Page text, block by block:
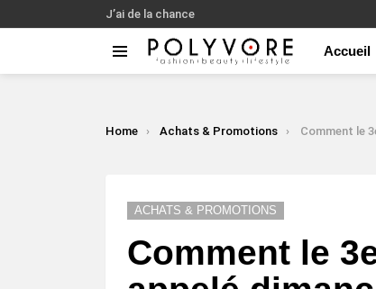
J’ai de la chance
Accueil
You are here:
Home Achats & Promotions Comment le 3e dimanche de
ACHATS & PROMOTIONS
Comment le